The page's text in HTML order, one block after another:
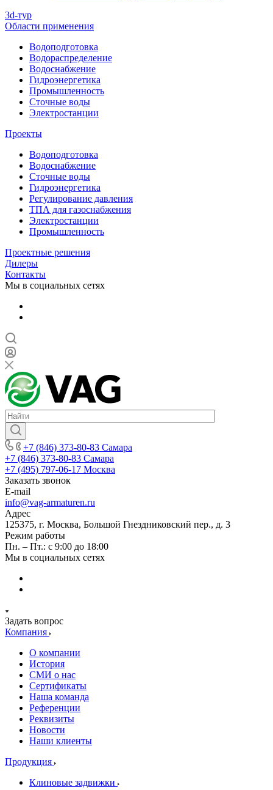
3d-тур
Области применения
Водоподготовка
Водораспределение
Водоснабжение
Гидроэнергетика
Промышленность
Сточные воды
Электростанции
Проекты
Водоподготовка
Водоснабжение
Сточные воды
Гидроэнергетика
Регулирование давления
ТПА для газоснабжения
Электростанции
Промышленность
Проектные решения
Дилеры
Контакты
Мы в социальных сетях
+7 (846) 373-80-83 Самара
+7 (846) 373-80-83 Самара
+7 (495) 797-06-17 Москва
Заказать звонок
E-mail
info@vag-armaturen.ru
Адрес
125375, г. Москва, Большой Гнездниковский пер., д. 3
Режим работы
Пн. – Пт.: с 9:00 до 18:00
Мы в социальных сетях
Задать вопрос
Компания
О компании
История
СМИ о нас
Cертификаты
Наша команда
Референции
Реквизиты
Новости
Наши клиенты
Продукция
Клиновые задвижки